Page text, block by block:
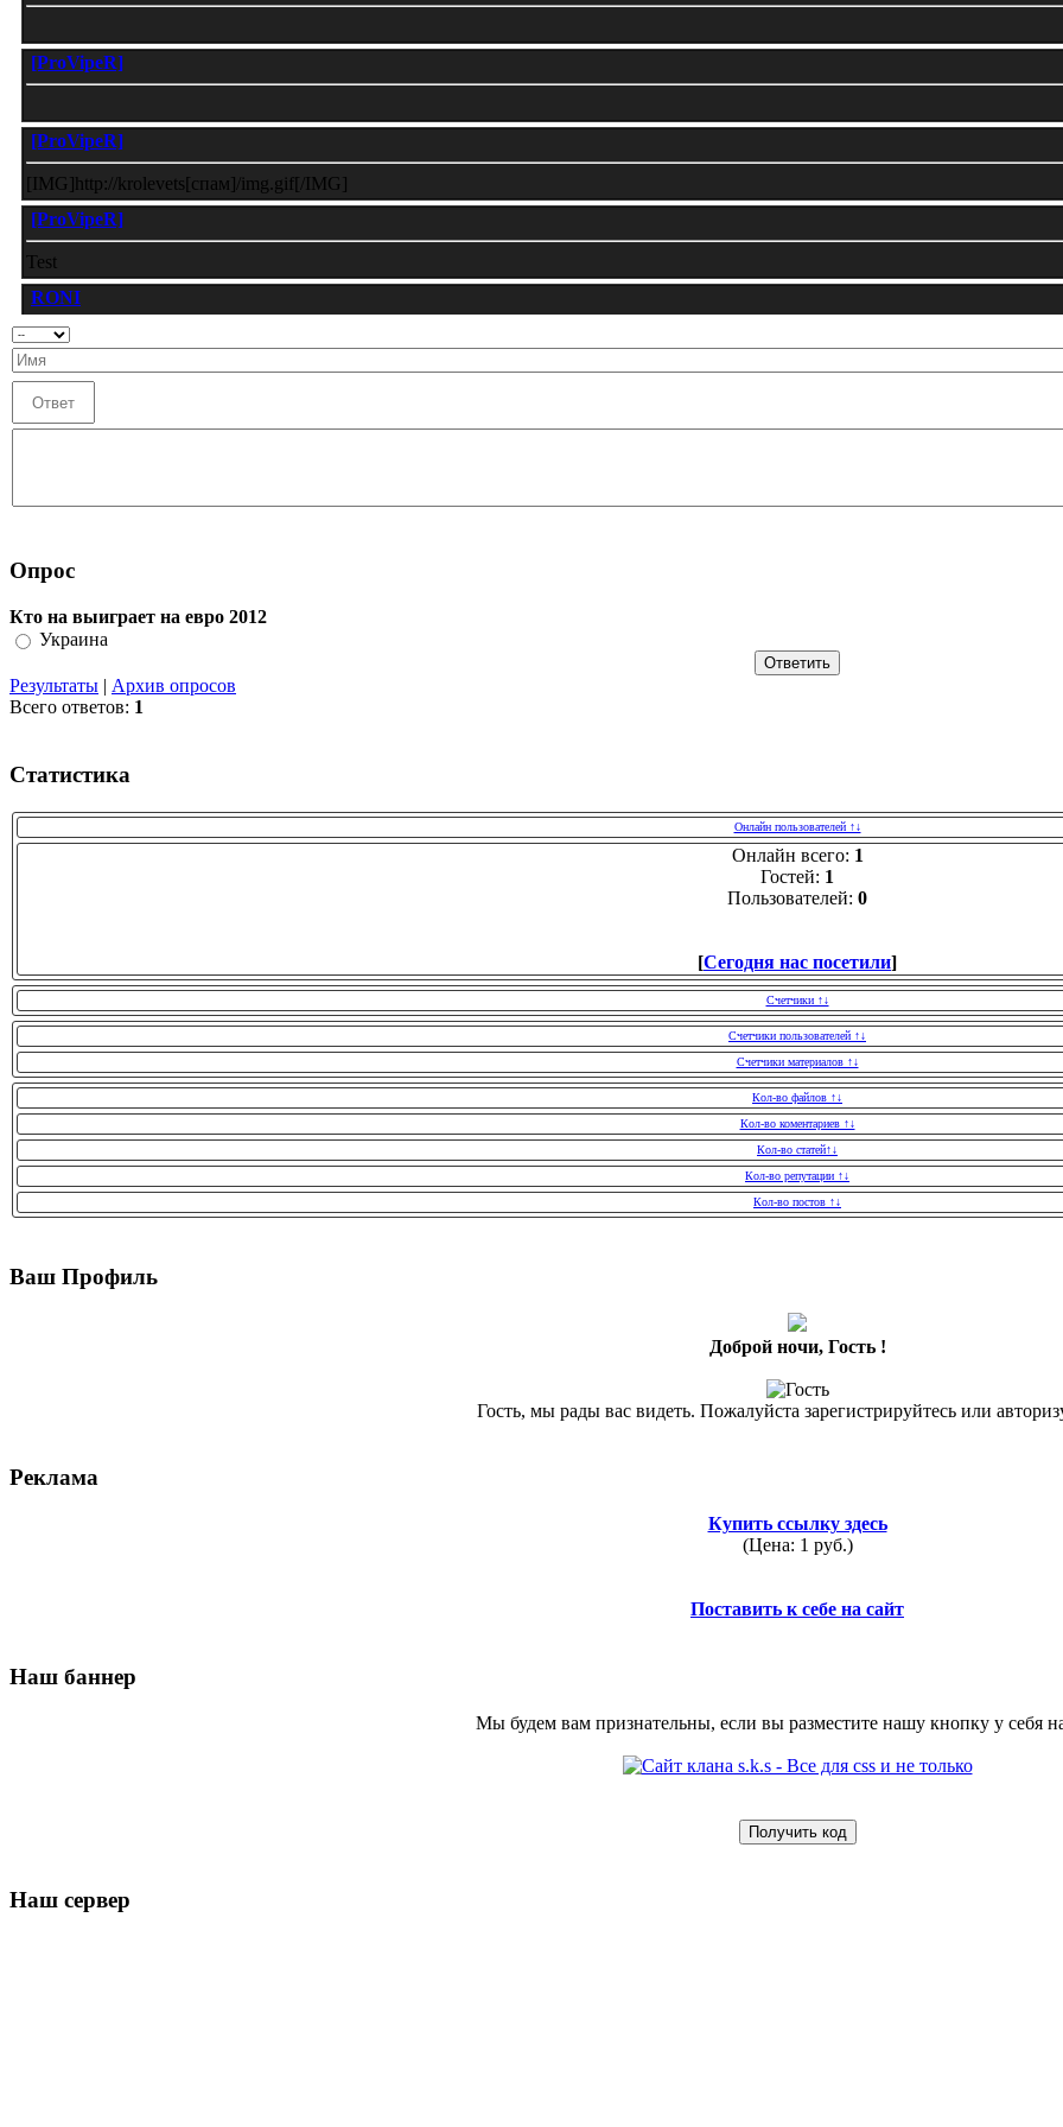
Опрос
Кто на выиграет на евро 2012
Украина
Результаты | Архив опросов
Всего ответов: 1
Статистика
Онлайн пользователей ↑↓
Онлайн всего: 1
Гостей: 1
Пользователей: 0
[Сегодня нас посетили]
Счетчики ↑↓
Счетчики пользователей ↑↓
Счетчики материалов ↑↓
Кол-во файлов ↑↓
Кол-во коментариев ↑↓
Кол-во статей↑↓
Кол-во репутации ↑↓
Кол-во постов ↑↓
Ваш Профиль
Доброй ночи, Гость !
Гость, мы рады вас видеть. Пожалуйста зарегистрируйтесь или
Реклама
Купить ссылку здесь
(Цена: 1 руб.)
Поставить к себе на сайт
Наш баннер
Мы будем вам признательны, если вы разместите нашу кнопку у себя
Наш сервер